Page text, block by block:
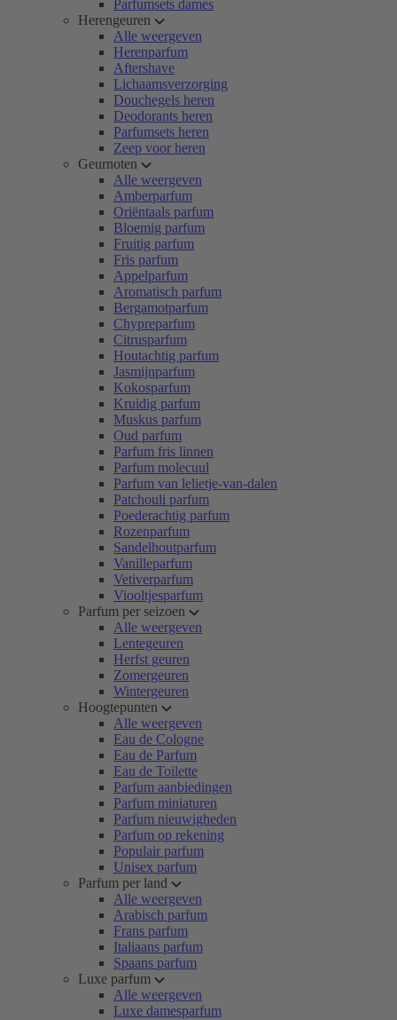
Parfumsets dames
Herengeuren
Alle weergeven
Herenparfum
Aftershave
Lichaamsverzorging
Douchegels heren
Deodorants heren
Parfumsets heren
Zeep voor heren
Geurnoten
Alle weergeven
Amberparfum
Oriëntaals parfum
Bloemig parfum
Fruitig parfum
Fris parfum
Appelparfum
Aromatisch parfum
Bergamotparfum
Chypreparfum
Citrusparfum
Houtachtig parfum
Jasmijnparfum
Kokosparfum
Kruidig parfum
Muskus parfum
Oud parfum
Parfum fris linnen
Parfum molecuul
Parfum van lelietje-van-dalen
Patchouli parfum
Poederachtig parfum
Rozenparfum
Sandelhoutparfum
Vanilleparfum
Vetiverparfum
Viooltjesparfum
Parfum per seizoen
Alle weergeven
Lentegeuren
Herfst geuren
Zomergeuren
Wintergeuren
Hoogtepunten
Alle weergeven
Eau de Cologne
Eau de Parfum
Eau de Toilette
Parfum aanbiedingen
Parfum miniaturen
Parfum nieuwigheden
Parfum op rekening
Populair parfum
Unisex parfum
Parfum per land
Alle weergeven
Arabisch parfum
Frans parfum
Italiaans parfum
Spaans parfum
Luxe parfum
Alle weergeven
Luxe damesparfum